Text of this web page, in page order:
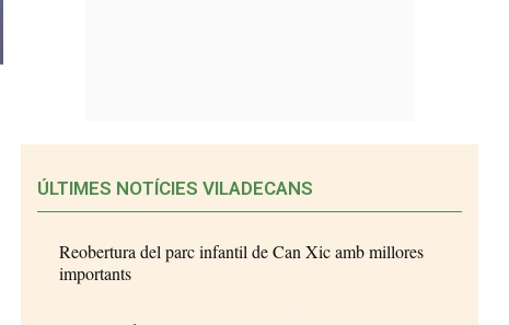
ÚLTIMES NOTÍCIES VILADECANS
Reobertura del parc infantil de Can Xic amb millores
importants